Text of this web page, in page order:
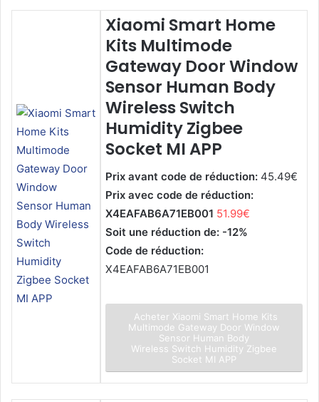
Xiaomi Smart Home
Kits Multimode
Gateway Door Window
Sensor Human Body
Wireless Switch
Humidity Zigbee
Socket MI APP
Prix avant code de réduction: 45.49€
Prix avec code de réduction:
X4EAFAB6A71EB001 51.99€
Soit une réduction de: -12%
Code de réduction:
X4EAFAB6A71EB001
Acheter Xiaomi Smart Home Kits
Multimode Gateway Door Window
Sensor Human Body
Wireless Switch Humidity Zigbee
Socket MI APP